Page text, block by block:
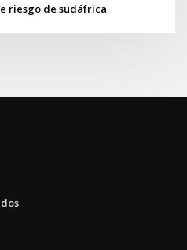
riesgo de sudáfrica